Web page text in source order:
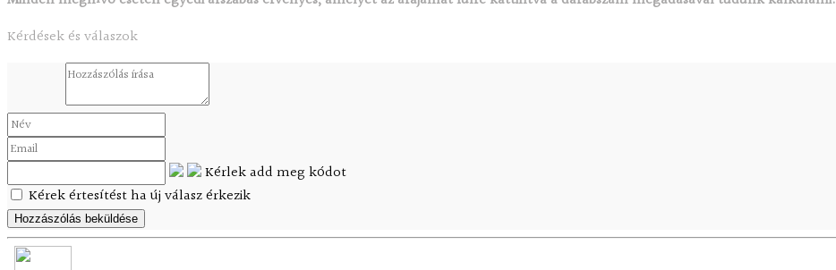
Kérdések és válaszok
Kérlek add meg kódot
Kérek értesítést ha új válasz érkezik